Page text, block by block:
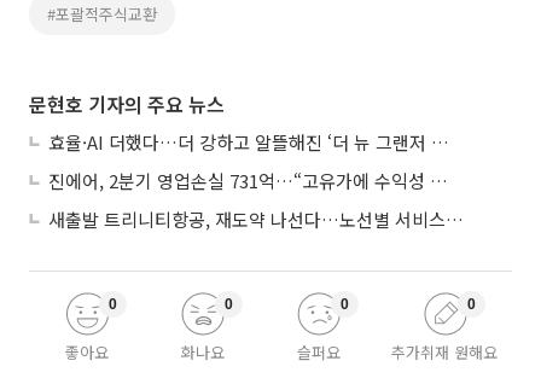
#포괄적주식교환
문현호 기자의 주요 뉴스
효율·AI 더했다…더 강하고 알뜰해진 ‘더 뉴 그랜저 하이브리드’
진에어, 2분기 영업손실 731억…“고유가에 수익성 악화”
새출발 트리니티항공, 재도약 나선다…노선별 서비스 차별화
좋아요
0
화나요
0
슬퍼요
0
추가취재 원해요
0